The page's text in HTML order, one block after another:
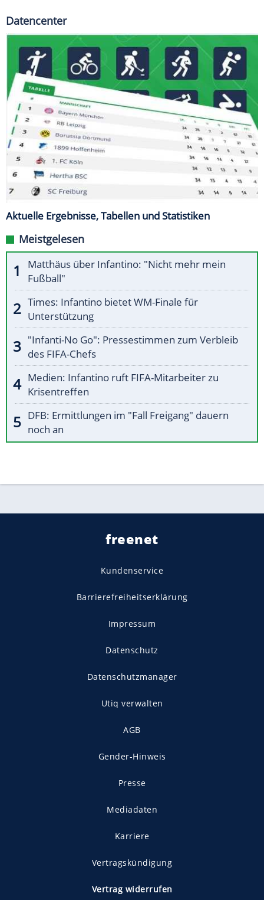
Datencenter
Aktuelle Ergebnisse, Tabellen und Statistiken
Meistgelesen
Matthäus über Infantino: "Nicht mehr mein
Fußball"
Times: Infantino bietet WM-Finale für
Unterstützung
"Infanti-No Go": Pressestimmen zum Verbleib
des FIFA-Chefs
Medien: Infantino ruft FIFA-Mitarbeiter zu
Krisentreffen
DFB: Ermittlungen im "Fall Freigang" dauern
noch an
freenet
Kundenservice
Barrierefreiheitserklärung
Impressum
Datenschutz
Datenschutzmanager
Utiq verwalten
AGB
Gender-Hinweis
Presse
Mediadaten
Karriere
Vertragskündigung
Vertrag widerrufen